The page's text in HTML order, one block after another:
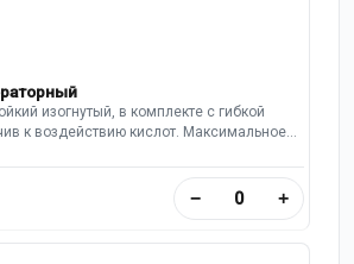
изогнутый, в комплекте с гибкой
к воздействию кислот. Максимальное
Бар.
− +